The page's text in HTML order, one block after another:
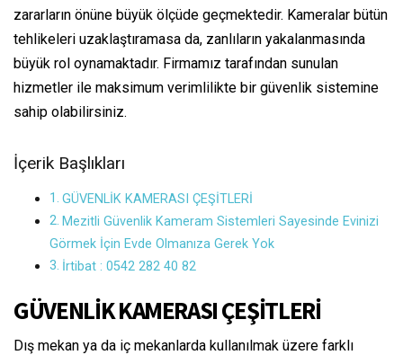
zararların önüne büyük ölçüde geçmektedir. Kameralar bütün
tehlikeleri uzaklaştıramasa da, zanlıların yakalanmasında
büyük rol oynamaktadır. Firmamız tarafından sunulan
hizmetler ile maksimum verimlilikte bir güvenlik sistemine
sahip olabilirsiniz.
İçerik Başlıkları
GÜVENLİK KAMERASI ÇEŞİTLERİ
Mezitli Güvenlik Kameram Sistemleri Sayesinde Evinizi
Görmek İçin Evde Olmanıza Gerek Yok
İrtibat : 0542 282 40 82
GÜVENLİK KAMERASI ÇEŞİTLERİ
Dış mekan ya da iç mekanlarda kullanılmak üzere farklı